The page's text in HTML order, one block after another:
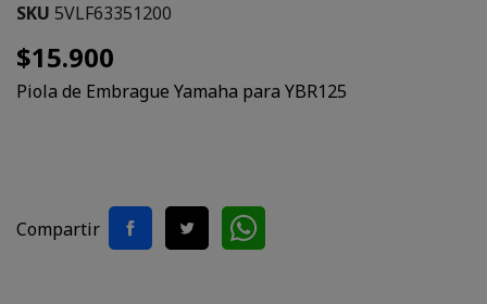
SKU 5VLF63351200
$15.900
Piola de Embrague Yamaha para YBR125
Compartir